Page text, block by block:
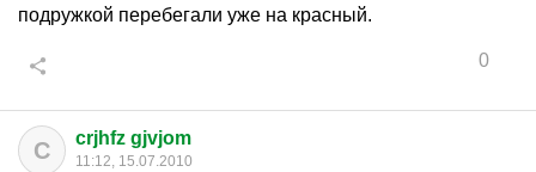
подружкой перебегали уже на красный.
0
C crjhfz gjvjom
11:12, 15.07.2010